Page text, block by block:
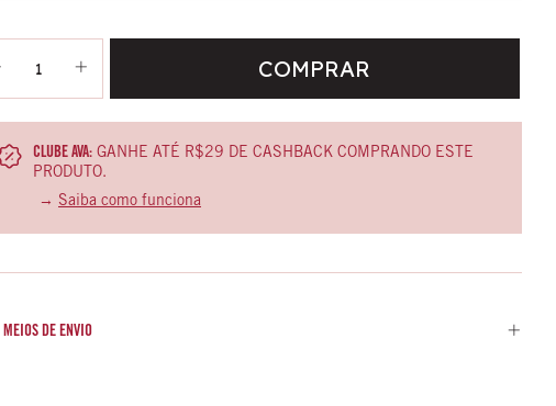
CLUBE AVA: GANHE ATÉ R$29 DE CASHBACK COMPRANDO ESTE
PRODUTO.
→ Saiba como funciona
MEIOS DE ENVIO